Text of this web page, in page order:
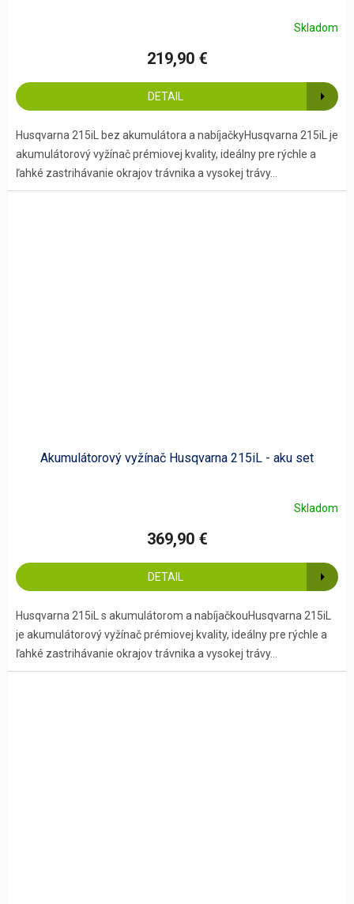
Skladom
219,90 €
DETAIL
Husqvarna 215iL bez akumulátora a nabíjačkyHusqvarna 215iL je
akumulátorový vyžínač prémiovej kvality, ideálny pre rýchle a
ľahké zastrihávanie okrajov trávnika a vysokej trávy...
Akumulátorový vyžínač Husqvarna 215iL - aku set
Skladom
369,90 €
DETAIL
Husqvarna 215iL s akumulátorom a nabíjačkouHusqvarna 215iL
je akumulátorový vyžínač prémiovej kvality, ideálny pre rýchle a
ľahké zastrihávanie okrajov trávnika a vysokej trávy...